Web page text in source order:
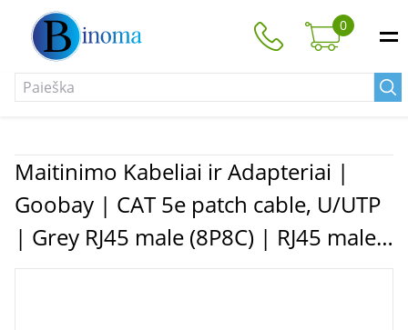
0
Maitinimo Kabeliai ir Adapteriai |
Goobay | CAT 5e patch cable, U/UTP
| Grey RJ45 male (8P8C) | RJ45 male
(8P8C)